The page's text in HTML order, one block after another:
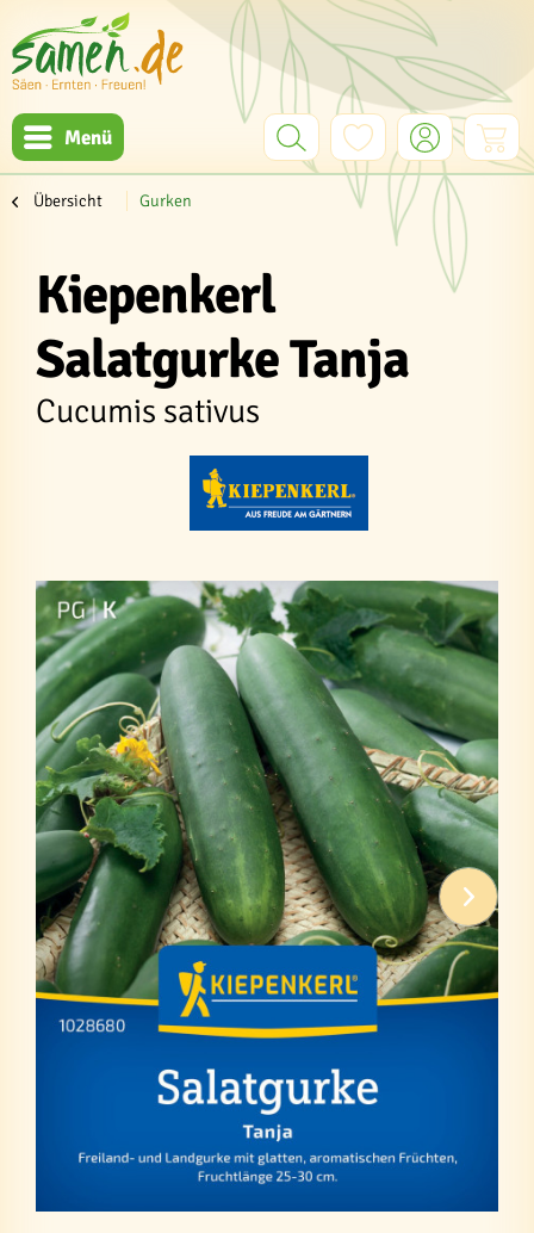
Menü
Übersicht Gurken
Kiepenkerl
Salatgurke Tanja
Cucumis sativus